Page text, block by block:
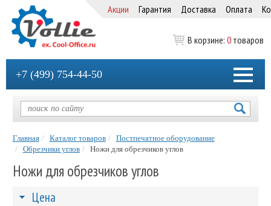
Акции Гарантия Доставка Оплата
В корзине: 0 товаров
+7 (499) 754-44-50
Главная Каталог товаров
Постпечатное оборудование
Обрезчики углов
Ножи для обрезчиков углов
Ножи для обрезчиков углов
Цена